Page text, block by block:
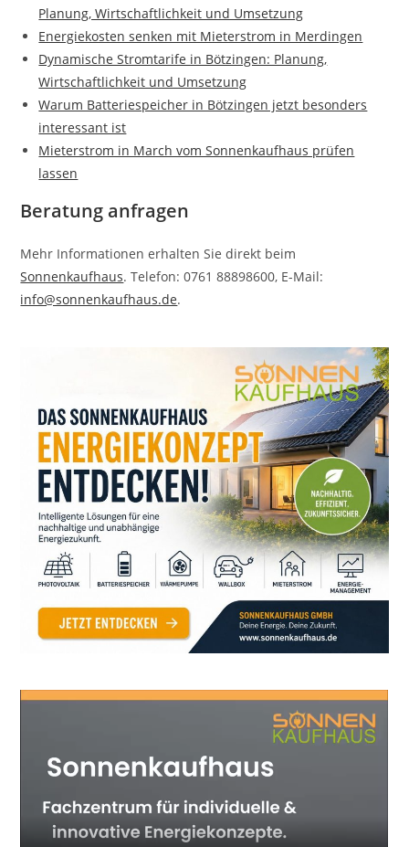
Planung, Wirtschaftlichkeit und Umsetzung
Energiekosten senken mit Mieterstrom in Merdingen
Dynamische Stromtarife in Bötzingen: Planung,
Wirtschaftlichkeit und Umsetzung
Warum Batteriespeicher in Bötzingen jetzt besonders
interessant ist
Mieterstrom in March vom Sonnenkaufhaus prüfen
lassen
Beratung anfragen
Mehr Informationen erhalten Sie direkt beim
Sonnenkaufhaus. Telefon: 0761 88898600, E-Mail:
info@sonnenkaufhaus.de.